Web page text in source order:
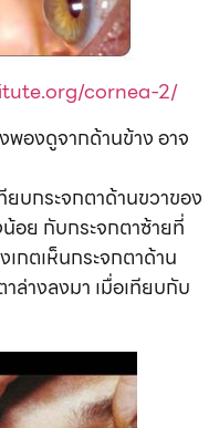
cornea-2/
พองดูจากด้านข้าง อาจ
ยบกระจกตาด้านขวาของ
อย กับกระจกตาซ้ายที่
กตเห็นกระจกตาด้าน
ล่างลงมา เมื่อเทียบกับ